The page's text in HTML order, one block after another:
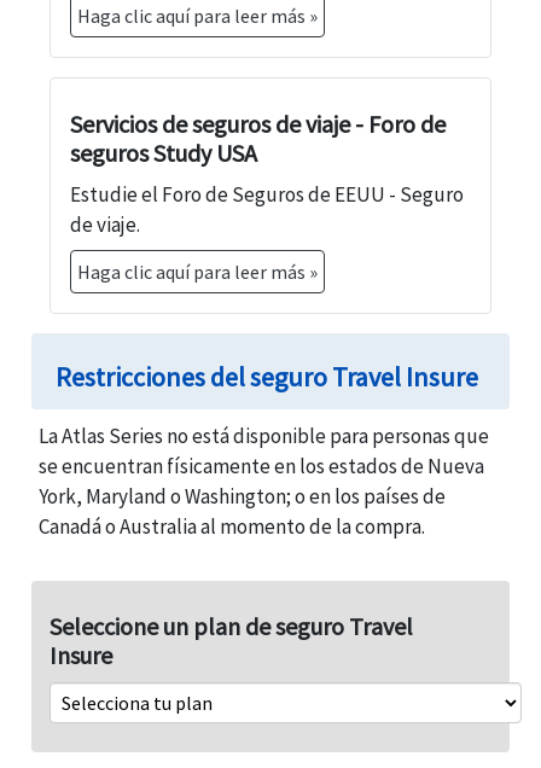
Haga clic aquí para leer más »
Servicios de seguros de viaje - Foro de
seguros Study USA
Estudie el Foro de Seguros de EEUU - Seguro
de viaje.
Haga clic aquí para leer más »
Restricciones del seguro Travel Insure
La Atlas Series no está disponible para personas que
se encuentran físicamente en los estados de Nueva
York, Maryland o Washington; o en los países de
Canadá o Australia al momento de la compra.
Seleccione un plan de seguro Travel
Insure